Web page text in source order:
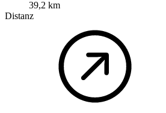
39,2 km
Distanz